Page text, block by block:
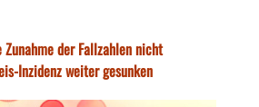
der Fallzahlen nicht
Inzidenz weiter gesunken